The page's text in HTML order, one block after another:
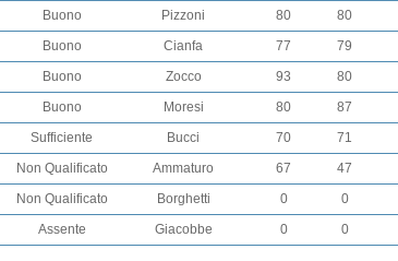
Buono Pizzoni 80 80
Buono Cianfa 77 79
Buono Zocco 93 80
Buono Moresi 80 87
Sufficiente Bucci 70 71
Non Qualificato Ammaturo 67 47
Non Qualificato Borghetti 0 0
Assente Giacobbe 0 0